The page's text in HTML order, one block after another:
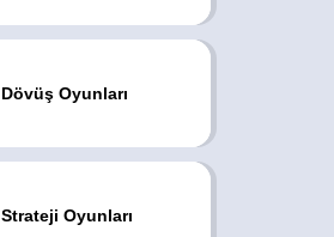
Dövüş Oyunları
Strateji Oyunları